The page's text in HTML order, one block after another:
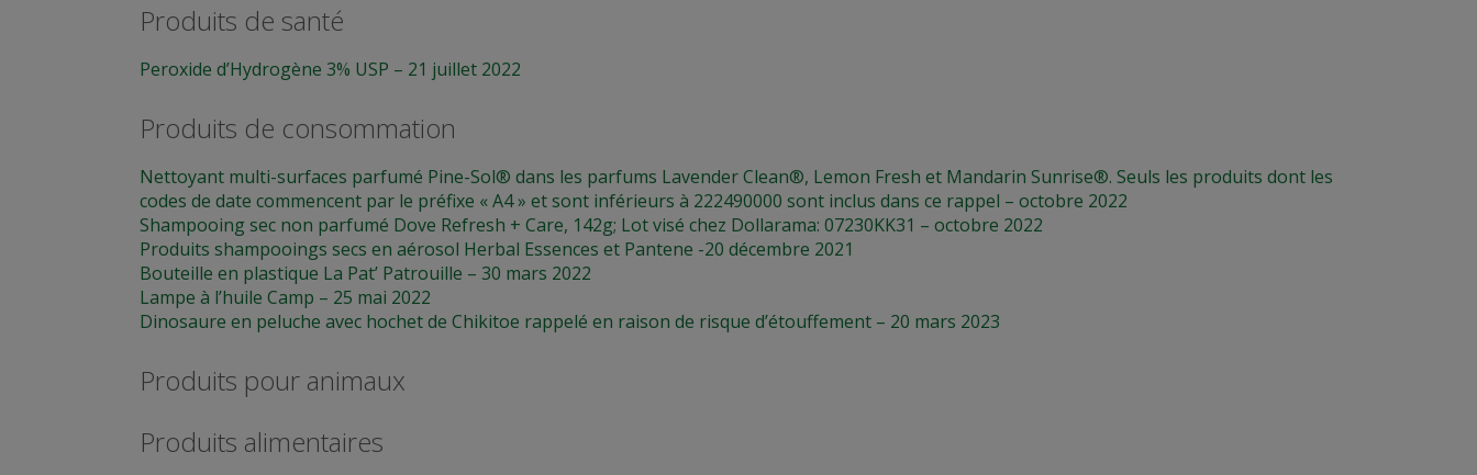
Produits de santé
Peroxide d’Hydrogène 3% USP – 21 juillet 2022
Produits de consommation
Nettoyant multi-surfaces parfumé Pine-Sol® dans les parfums Lavender Clean®, Lemon Fresh et Mandarin Sunrise®. Seuls les produits dont les
codes de date commencent par le préfixe « A4 » et sont inférieurs à 222490000 sont inclus dans ce rappel – octobre 2022
Shampooing sec non parfumé Dove Refresh + Care, 142g; Lot visé chez Dollarama: 07230KK31 – octobre 2022
Produits shampooings secs en aérosol Herbal Essences et Pantene -20 décembre 2021
Bouteille en plastique La Pat’ Patrouille – 30 mars 2022
Lampe à l’huile Camp – 25 mai 2022
Dinosaure en peluche avec hochet de Chikitoe rappelé en raison de risque d’étouffement – 20 mars 2023
Produits pour animaux
Produits alimentaires